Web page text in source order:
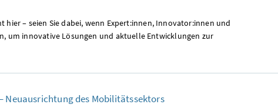
hier – seien Sie dabei, wenn Expert:innen, Innovator:innen und
um innovative Lösungen und aktuelle Entwicklungen zur
Neuausrichtung des Mobilitätssektors